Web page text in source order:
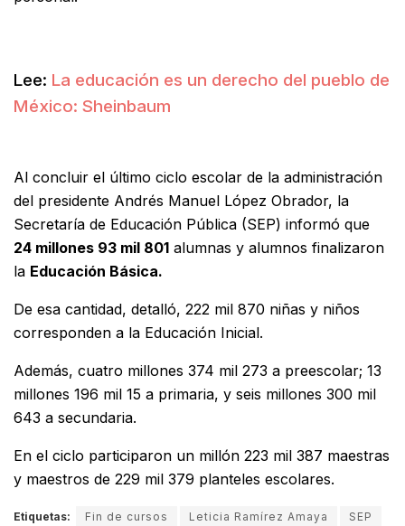
Lee: La educación es un derecho del pueblo de
México: Sheinbaum
Al concluir el último ciclo escolar de la administración
del presidente Andrés Manuel López Obrador, la
Secretaría de Educación Pública (SEP) informó que
24 millones 93 mil 801 alumnas y alumnos finalizaron
la Educación Básica.
De esa cantidad, detalló, 222 mil 870 niñas y niños
corresponden a la Educación Inicial.
Además, cuatro millones 374 mil 273 a preescolar; 13
millones 196 mil 15 a primaria, y seis millones 300 mil
643 a secundaria.
En el ciclo participaron un millón 223 mil 387 maestras
y maestros de 229 mil 379 planteles escolares.
Etiquetas: Fin de cursos Leticia Ramírez Amaya SEP